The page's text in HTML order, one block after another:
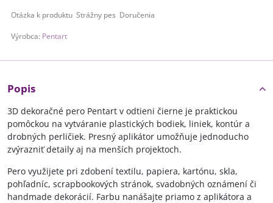
Otázka k produktu Strážny pes Doručenia
Výrobca: Pentart
Popis
3D dekoračné pero Pentart v odtieni čierne je praktickou
pomôckou na vytváranie plastických bodiek, liniek, kontúr a
drobných perličiek. Presný aplikátor umožňuje jednoducho
zvýrazniť detaily aj na menších projektoch.
Pero využijete pri zdobení textilu, papiera, kartónu, skla,
pohľadníc, scrapbookových stránok, svadobných oznámení či
handmade dekorácií. Farbu nanášajte priamo z aplikátora a